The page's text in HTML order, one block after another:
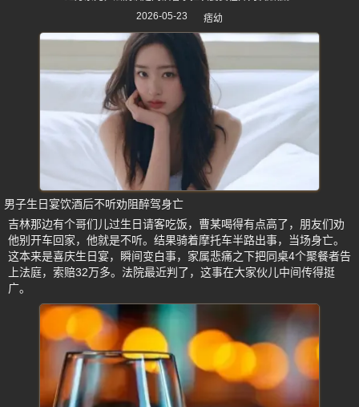
2026-05-23
痞幼
男子生日宴饮酒后不听劝阻醉驾身亡
吉林那边有个哥们儿过生日请客吃饭，曹某喝得有点高了，朋友们劝
他别开车回家，他就是不听。结果骑着摩托车半路出事，当场身亡。
这本来是喜庆生日宴，瞬间变白事，家属悲痛之下把同桌4个聚餐者告
上法庭，索赔32万多。法院最近判了，这事在大家伙儿中间传得挺
广。